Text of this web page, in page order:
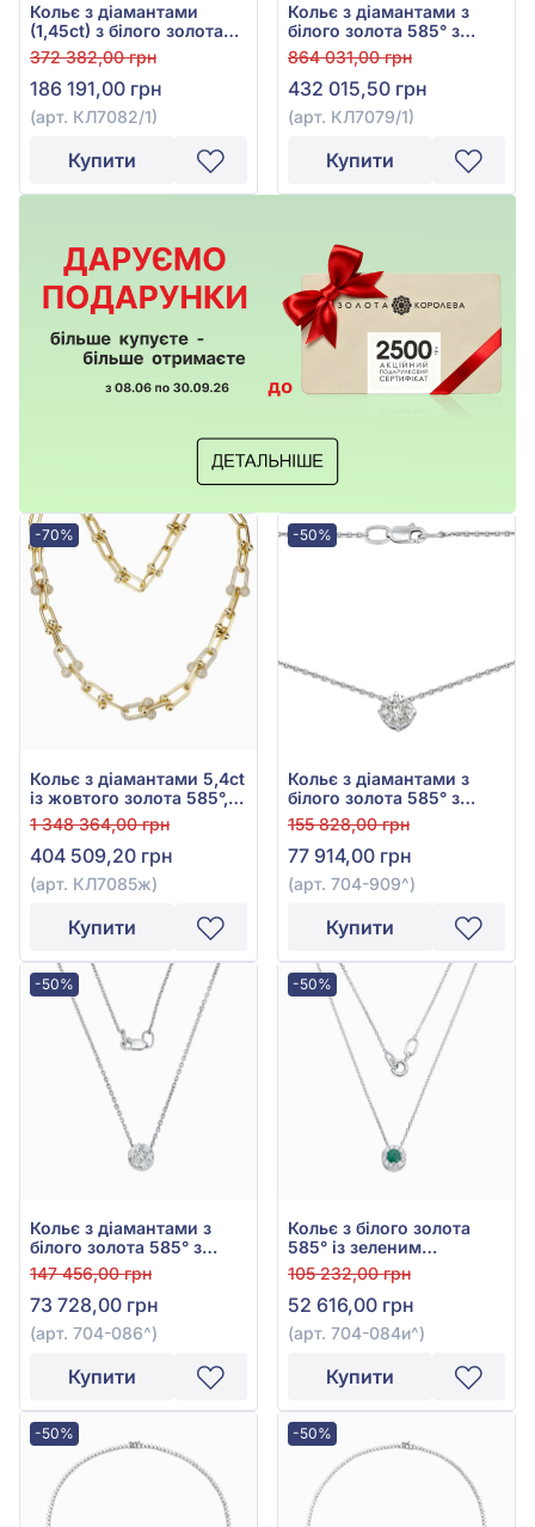
Кольє з діамантами
(1,45ct) з білого золота
585°, арт. КЛ7082/1
372 382,00 грн
186 191,00 грн
(арт. КЛ7082/1)
Купити
Кольє з діамантами з
білого золота 585° з
діамантом 3,22ct, арт.
КЛ7079/1
864 031,00 грн
432 015,50 грн
(арт. КЛ7079/1)
Купити
-70%
Кольє з діамантами 5,4ct
із жовтого золота 585°,
арт. КЛ7085ж
1 348 364,00 грн
404 509,20 грн
(арт. КЛ7085ж)
Купити
-50%
Кольє з діамантами з
білого золота 585° з
діамантом 0,35ct, арт.
704-909
155 828,00 грн
77 914,00 грн
(арт. 704-909^)
Купити
-50%
Кольє з діамантами з
білого золота 585° з
діамантом 0,34ct, арт.
704-086
147 456,00 грн
73 728,00 грн
(арт. 704-086^)
Купити
-50%
Кольє з білого золота
585° із зеленим
смарагдом 0,23ct та
діамантами 0,13ct, арт.
704-084и
105 232,00 грн
52 616,00 грн
(арт. 704-084и^)
Купити
-50% -50%